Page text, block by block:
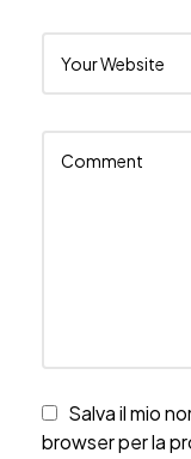
Salva il mio
browser per la